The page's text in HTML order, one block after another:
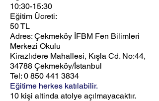
10:30-15:30
Eğitim Ücreti:
50 TL
Adres: Çekmeköy İFBM Fen Bilimleri
Merkezi Okulu
Kirazlıdere Mahallesi, Kışla Cd. No:44,
34788 Çekmeköy/İstanbul
Tel: 0 850 441 3834
Eğitime herkes katılabilir.
10 kişi altinda atolye açılmayacaktır.